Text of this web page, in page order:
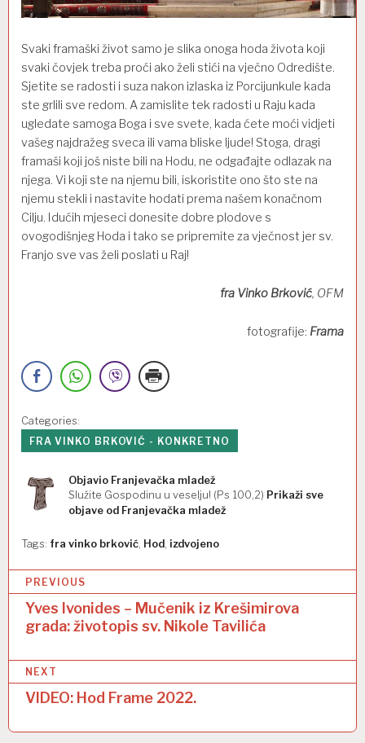
Svaki framaški život samo je slika onoga hoda života koji
svaki čovjek treba proći ako želi stići na vječno Odredište.
Sjetite se radosti i suza nakon izlaska iz Porcijunkule kada
ste grlili sve redom. Azamislite tek radosti u Raju kada
ugledate samoga Boga i sve svete, kada ćete moći vidjeti
vašeg najdražeg sveca ili vama bliske ljude! Stoga, dragi
framaši koji još niste bili na Hodu, ne odgađajte odlazak na
njega. Vi koji ste na njemu bili, iskoristite ono što ste na
njemu stekli i nastavite hodati prema našem konačnom
Cilju. Idućih mjeseci donesite dobre plodove s
ovogodišnjeg Hoda i tako se pripremite za vječnost jer sv.
Franjo sve vas želi poslati u Raj!
fra Vinko Brković, OFM
fotografije: Frama
Categories:
FRA VINKO BRKOVIĆ - KONKRETNO
Objavio Franjevačka mladež
Služite Gospodinu u veselju! (Ps 100,2) Prikaži sve
objave od Franjevačka mladež
Tags: fra vinko brković Hod izdvojeno
N
a
i
g
PREVIOUS
Yves Ivonides – Mučenik iz Krešimirova
grada: životopis sv. Nikole Tavilića
NEXT
VIDEO: Hod Frame 2022.